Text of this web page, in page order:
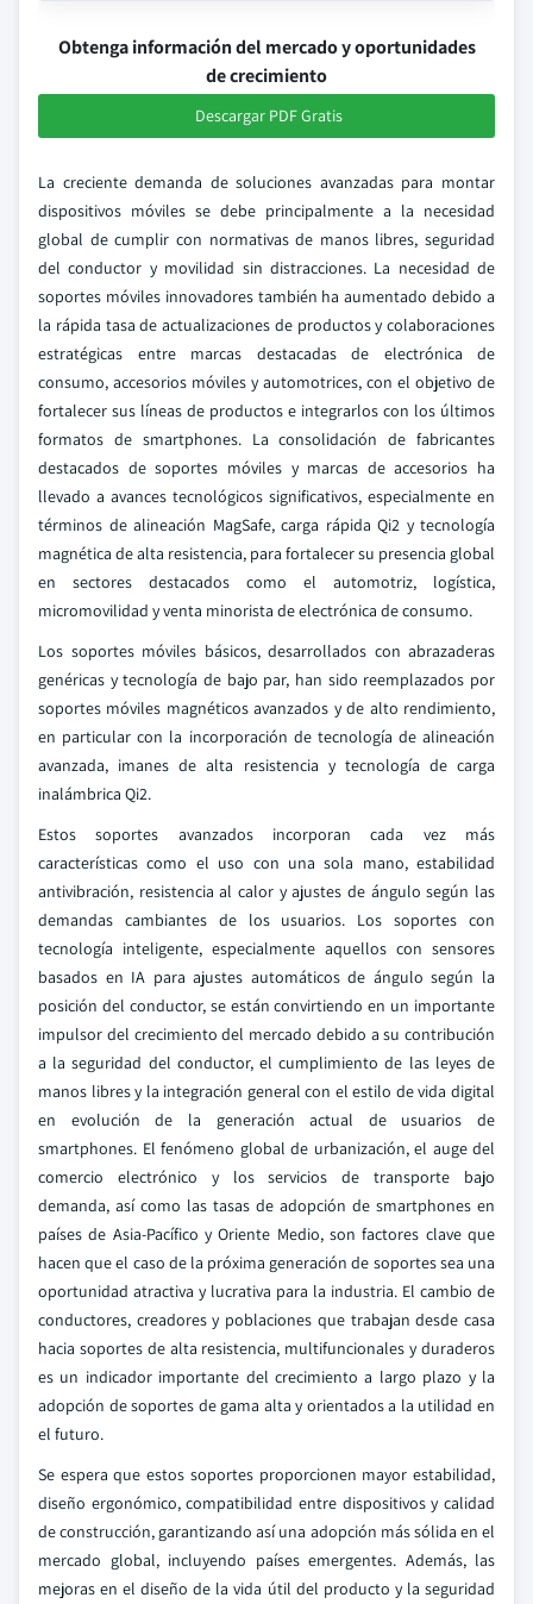
Obtenga información del mercado y oportunidades
de crecimiento
Descargar PDF Gratis
La creciente demanda de soluciones avanzadas para montar
dispositivos móviles se debe principalmente a la necesidad
global de cumplir con normativas de manos libres, seguridad
del conductor y movilidad sin distracciones. La necesidad de
soportes móviles innovadores también ha aumentado debido a
la rápida tasa de actualizaciones de productos y colaboraciones
estratégicas entre marcas destacadas de electrónica de
consumo, accesorios móviles y automotrices, con el objetivo de
fortalecer sus líneas de productos e integrarlos con los últimos
formatos de smartphones. La consolidación de fabricantes
destacados de soportes móviles y marcas de accesorios ha
llevado a avances tecnológicos significativos, especialmente en
términos de alineación MagSafe, carga rápida Qi2 y tecnología
magnética de alta resistencia, para fortalecer su presencia global
en sectores destacados como el automotriz, logística,
micromovilidad y venta minorista de electrónica de consumo.
Los soportes móviles básicos, desarrollados con abrazaderas
genéricas y tecnología de bajo par, han sido reemplazados por
soportes móviles magnéticos avanzados y de alto rendimiento,
en particular con la incorporación de tecnología de alineación
avanzada, imanes de alta resistencia y tecnología de carga
inalámbrica Qi2.
Estos soportes avanzados incorporan cada vez más
características como el uso con una sola mano, estabilidad
antivibración, resistencia al calor y ajustes de ángulo según las
demandas cambiantes de los usuarios. Los soportes con
tecnología inteligente, especialmente aquellos con sensores
basados en IA para ajustes automáticos de ángulo según la
posición del conductor, se están convirtiendo en un importante
impulsor del crecimiento del mercado debido a su contribución
a la seguridad del conductor, el cumplimiento de las leyes de
manos libres y la integración general con el estilo de vida digital
en evolución de la generación actual de usuarios de
smartphones. El fenómeno global de urbanización, el auge del
comercio electrónico y los servicios de transporte bajo
demanda, así como las tasas de adopción de smartphones en
países de Asia-Pacífico y Oriente Medio, son factores clave que
hacen que el caso de la próxima generación de soportes sea una
oportunidad atractiva y lucrativa para la industria. El cambio de
conductores, creadores y poblaciones que trabajan desde casa
hacia soportes de alta resistencia, multifuncionales y duraderos
es un indicador importante del crecimiento a largo plazo y la
adopción de soportes de gama alta y orientados a la utilidad en
el futuro.
Se espera que estos soportes proporcionen mayor estabilidad,
diseño ergonómico, compatibilidad entre dispositivos y calidad
de construcción, garantizando así una adopción más sólida en el
mercado global, incluyendo países emergentes. Además, las
mejoras en el diseño de la vida útil del producto y la seguridad